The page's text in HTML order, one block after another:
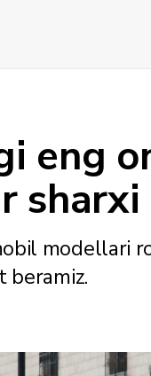
eng
sharxi
modellari
beramiz.